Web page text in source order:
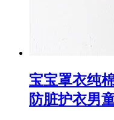
宝宝罩衣纯
防脏护衣男